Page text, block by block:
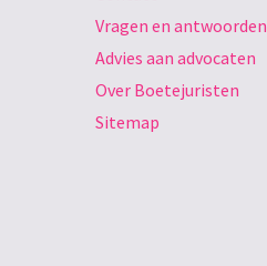
Vragen en antwoorden
Advies aan advocaten
Over Boetejuristen
Sitemap